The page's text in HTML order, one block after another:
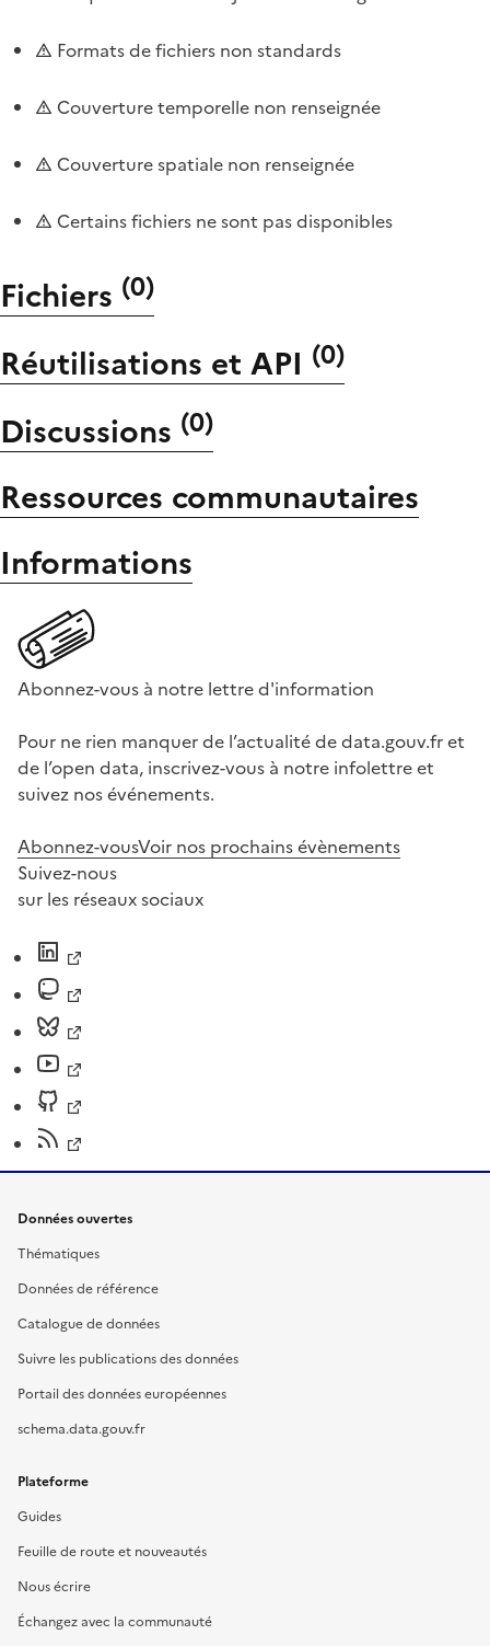
Formats de fichiers non standards
Couverture temporelle non renseignée
Couverture spatiale non renseignée
Certains fichiers ne sont pas disponibles
Fichiers (0)
Réutilisations et API (0)
Discussions (0)
Ressources communautaires
Informations
Abonnez-vous à notre lettre d'information
Pour ne rien manquer de l’actualité de data.gouv.fr et
de l’open data, inscrivez-vous à notre infolettre et
suivez nos événements.
Abonnez-vousVoir nos prochains évènements
Suivez-nous
sur les réseaux sociaux
Données ouvertes
Thématiques
Données de référence
Catalogue de données
Suivre les publications des données
Portail des données européennes
schema.data.gouv.fr
Plateforme
Guides
Feuille de route et nouveautés
Nous écrire
Échangez avec la communauté